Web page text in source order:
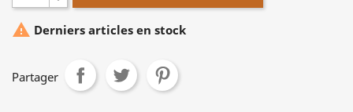
 Derniers articles en stock
Partager